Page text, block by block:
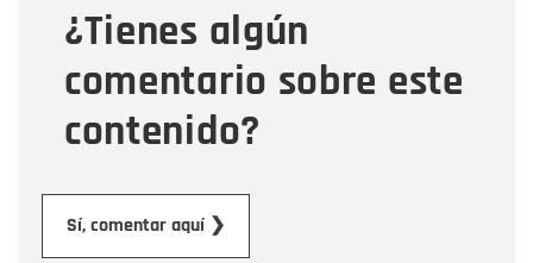
¿Tienes algún
comentario sobre este
contenido?
Sí, comentar aquí ❯
Mensaje